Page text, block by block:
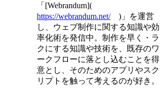
「[Webrandum](
https://webrandum.net/
)」を運営
し、ウェブ制作に関する知識や効
率化術を発信中。制作を早く・ラ
クにする知識や技術を、既存のワ
ークフローに落とし込むことを得
意とし、そのためのアプリやスク
リプトを触って考えるのが好き。